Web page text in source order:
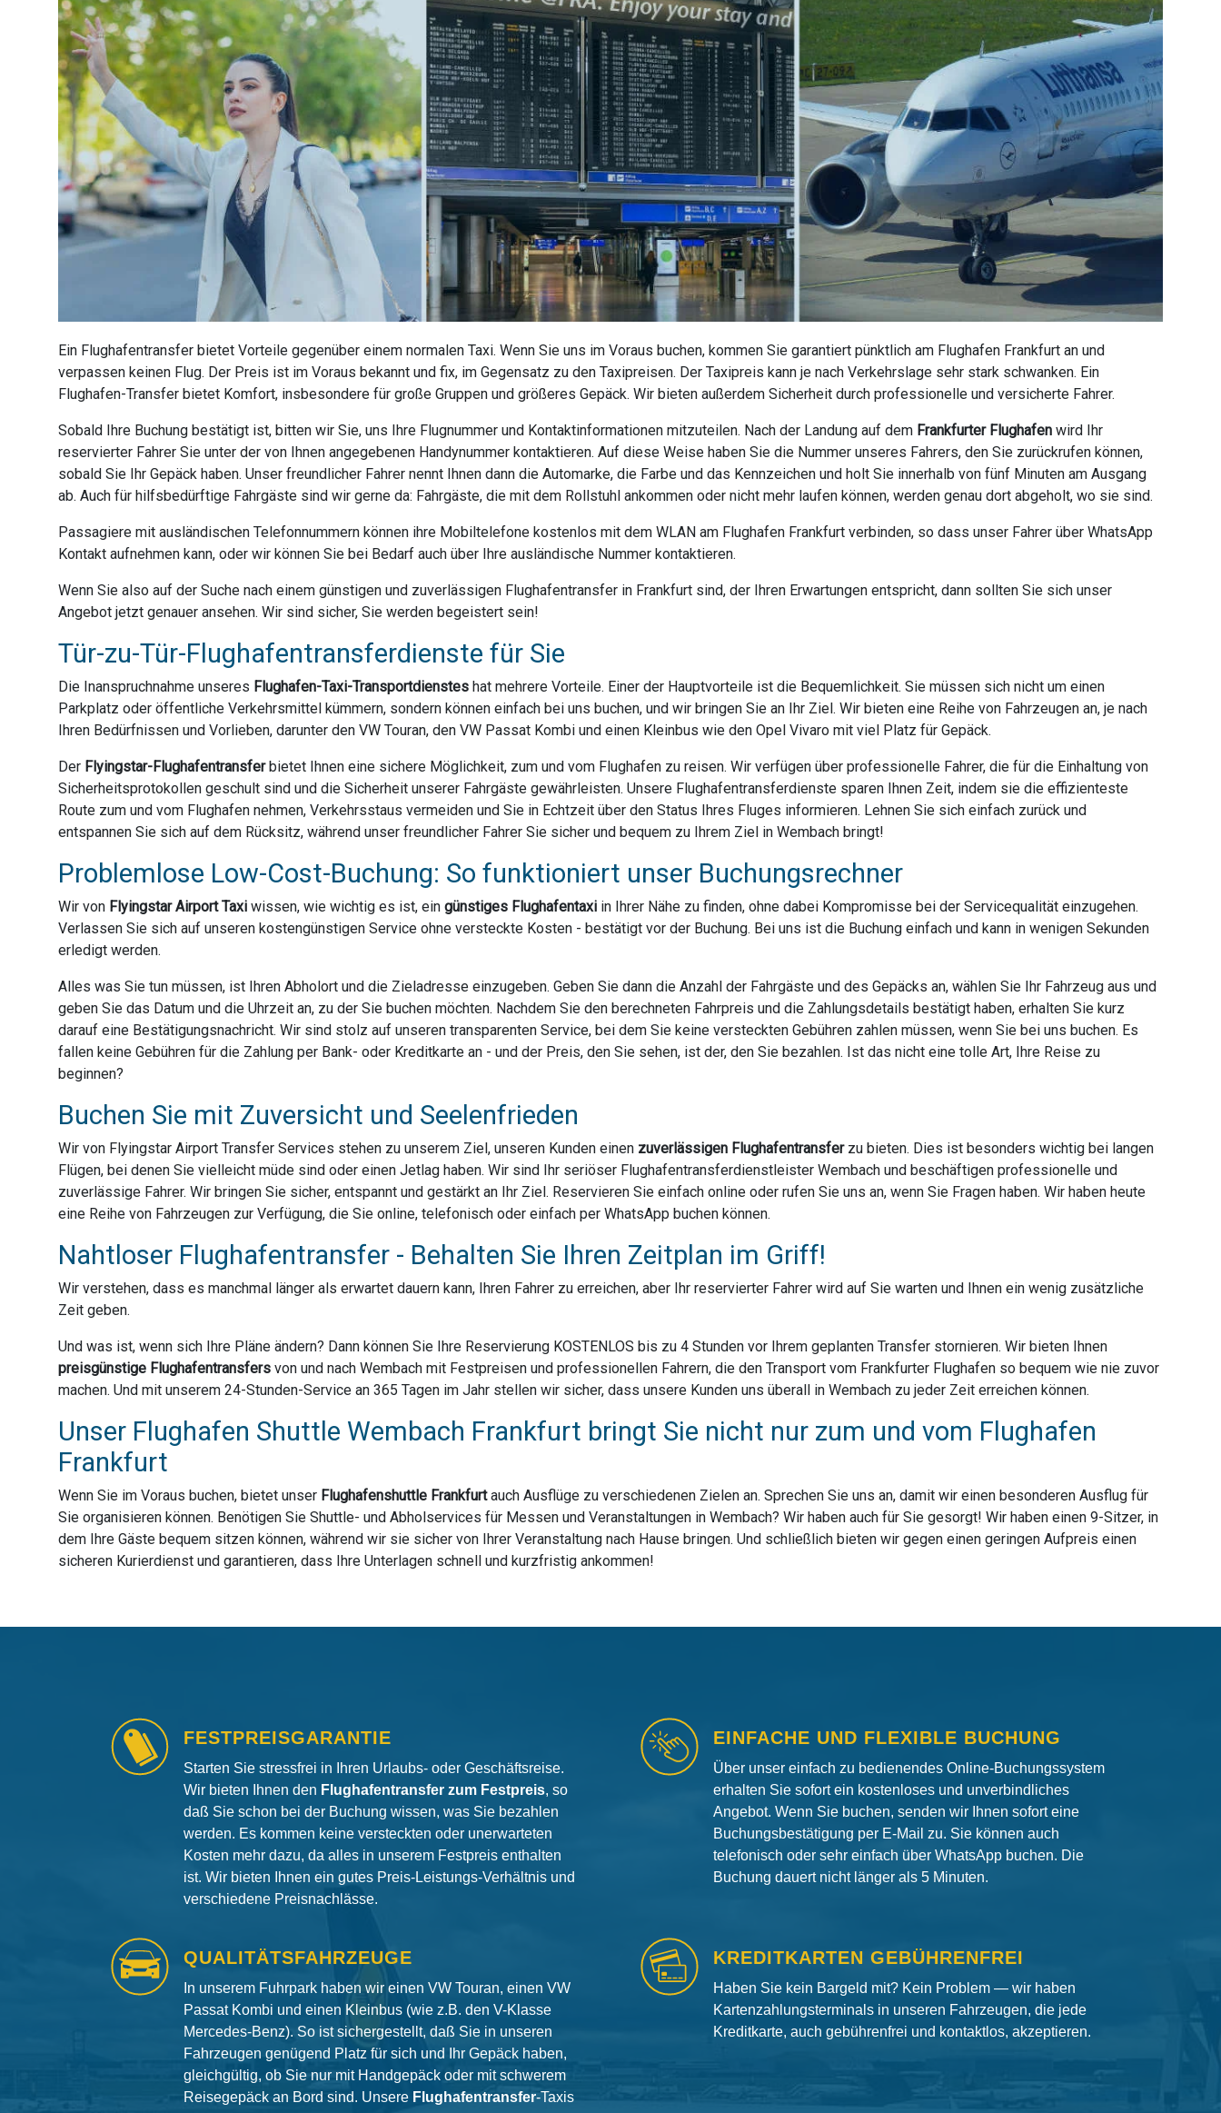
Ein Flughafentransfer bietet Vorteile gegenüber einem normalen Taxi. Wenn Sie uns im Voraus buchen, kommen Sie garantiert pünktlich am Flughafen Frankfurt an und
verpassen keinen Flug. Der Preis ist im Voraus bekannt und fix, im Gegensatz zu den Taxipreisen. Der Taxipreis kann je nach Verkehrslage sehr stark schwanken. Ein
Flughafen-Transfer bietet Komfort, insbesondere für große Gruppen und größeres Gepäck. Wir bieten außerdem Sicherheit durch professionelle und versicherte Fahrer.
Sobald Ihre Buchung bestätigt ist, bitten wir Sie, uns Ihre Flugnummer und Kontaktinformationen mitzuteilen. Nach der Landung auf dem Frankfurter Flughafen wird Ihr
reservierter Fahrer Sie unter der von Ihnen angegebenen Handynummer kontaktieren. Auf diese Weise haben Sie die Nummer unseres Fahrers, den Sie zurückrufen können,
sobald Sie Ihr Gepäck haben. Unser freundlicher Fahrer nennt Ihnen dann die Automarke, die Farbe und das Kennzeichen und holt Sie innerhalb von fünf Minuten am Ausgang
ab. Auch für hilfsbedürftige Fahrgäste sind wir gerne da: Fahrgäste, die mit dem Rollstuhl ankommen oder nicht mehr laufen können, werden genau dort abgeholt, wo sie sind.
Passagiere mit ausländischen Telefonnummern können ihre Mobiltelefone kostenlos mit dem WLAN am Flughafen Frankfurt verbinden, so dass unser Fahrer über WhatsApp
Kontakt aufnehmen kann, oder wir können Sie bei Bedarf auch über Ihre ausländische Nummer kontaktieren.
Wenn Sie also auf der Suche nach einem günstigen und zuverlässigen Flughafentransfer in Frankfurt sind, der Ihren Erwartungen entspricht, dann sollten Sie sich unser
Angebot jetzt genauer ansehen. Wir sind sicher, Sie werden begeistert sein!
Tür-zu-Tür-Flughafentransferdienste für Sie
Die Inanspruchnahme unseres Flughafen-Taxi-Transportdienstes hat mehrere Vorteile. Einer der Hauptvorteile ist die Bequemlichkeit. Sie müssen sich nicht um einen
Parkplatz oder öffentliche Verkehrsmittel kümmern, sondern können einfach bei uns buchen, und wir bringen Sie an Ihr Ziel. Wir bieten eine Reihe von Fahrzeugen an, je nach
Ihren Bedürfnissen und Vorlieben, darunter den VW Touran, den VW Passat Kombi und einen Kleinbus wie den Opel Vivaro mit viel Platz für Gepäck.
Der Flyingstar-Flughafentransferbietet Ihnen eine sichere Möglichkeit, zum und vom Flughafen zu reisen. Wir verfügen über professionelle Fahrer, die für die Einhaltung von
Sicherheitsprotokollen geschult sind und die Sicherheit unserer Fahrgäste gewährleisten. Unsere Flughafentransferdienste sparen Ihnen Zeit, indem sie die effizienteste
Route zum und vom Flughafen nehmen, Verkehrsstaus vermeiden und Sie in Echtzeit über den Status Ihres Fluges informieren. Lehnen Sie sich einfach zurück und
entspannen Sie sich auf dem Rücksitz, während unser freundlicher Fahrer Sie sicher und bequem zu Ihrem Ziel in Wembach bringt!
Problemlose Low-Cost-Buchung: So funktioniert unser Buchungsrechner
Wir von Flyingstar Airport Taxi wissen, wie wichtig es ist, ein günstiges Flughafentaxi in Ihrer Nähe zu finden, ohne dabei Kompromisse bei der Servicequalität einzugehen.
Verlassen Sie sich auf unseren kostengünstigen Service ohne versteckte Kosten - bestätigt vor der Buchung. Bei uns ist die Buchung einfach und kann in wenigen Sekunden
erledigt werden.
Alles was Sie tun müssen, ist Ihren Abholort und die Zieladresse einzugeben. Geben Sie dann die Anzahl der Fahrgäste und des Gepäcks an, wählen Sie Ihr Fahrzeug aus und
geben Sie das Datum und die Uhrzeit an, zu der Sie buchen möchten. Nachdem Sie den berechneten Fahrpreis und die Zahlungsdetails bestätigt haben, erhalten Sie kurz
darauf eine Bestätigungsnachricht. Wir sind stolz auf unseren transparenten Service, bei dem Sie keine versteckten Gebühren zahlen müssen, wenn Sie bei uns buchen. Es
fallen keine Gebühren für die Zahlung per Bank- oder Kreditkarte an - und der Preis, den Sie sehen, ist der, den Sie bezahlen. Ist das nicht eine tolle Art, Ihre Reise zu
beginnen?
Buchen Sie mit Zuversicht und Seelenfrieden
Wir von Flyingstar Airport Transfer Services stehen zu unserem Ziel, unseren Kunden einen zuverlässigen Flughafentransferzu bieten. Dies ist besonders wichtig bei langen
Flügen, bei denen Sie vielleicht müde sind oder einen Jetlag haben. Wir sind Ihr seriöser Flughafentransferdienstleister Wembach und beschäftigen professionelle und
zuverlässige Fahrer. Wir bringen Sie sicher, entspannt und gestärkt an Ihr Ziel. Reservieren Sie einfach online oder rufen Sie uns an, wenn Sie Fragen haben. Wir haben heute
eine Reihe von Fahrzeugen zur Verfügung, die Sie online, telefonisch oder einfach per WhatsApp buchen können.
Nahtloser Flughafentransfer - Behalten Sie Ihren Zeitplan im Griff!
Wir verstehen, dass es manchmal länger als erwartet dauern kann, Ihren Fahrer zu erreichen, aber Ihr reservierter Fahrer wird auf Sie warten und Ihnen ein wenig zusätzliche
Zeit geben.
Und was ist, wenn sich Ihre Pläne ändern? Dann können Sie Ihre Reservierung KOSTENLOS bis zu 4 Stunden vor Ihrem geplanten Transfer stornieren. Wir bieten Ihnen
preisgünstige Flughafentransfers von und nach Wembach mit Festpreisen und professionellen Fahrern, die den Transport vom Frankfurter Flughafen so bequem wie nie zuvor
machen. Und mit unserem 24-Stunden-Service an 365 Tagen im Jahr stellen wir sicher, dass unsere Kunden uns überall in Wembach zu jeder Zeit erreichen können.
Unser Flughafen Shuttle Wembach Frankfurt bringt Sie nicht nur zum und vom Flughafen
Frankfurt
Wenn Sie im Voraus buchen, bietet unser Flughafenshuttle Frankfurtauch Ausflüge zu verschiedenen Zielen an. Sprechen Sie uns an, damit wir einen besonderen Ausflug für
Sie organisieren können. Benötigen Sie Shuttle- und Abholservices für Messen und Veranstaltungen in Wembach? Wir haben auch für Sie gesorgt! Wir haben einen 9-Sitzer, in
dem Ihre Gäste bequem sitzen können, während wir sie sicher von Ihrer Veranstaltung nach Hause bringen. Und schließlich bieten wir gegen einen geringen Aufpreis einen
sicheren Kurierdienst und garantieren, dass Ihre Unterlagen schnell und kurzfristig ankommen!
FESTPREISGARANTIE
Starten Sie stressfrei in Ihren Urlaubs- oder Geschäftsreise.
Wir bieten Ihnen den Flughafentransfer zum Festpreis, so
daß Sie schon bei der Buchung wissen, was Sie bezahlen
werden. Es kommen keine versteckten oder unerwarteten
Kosten mehr dazu, da alles in unserem Festpreis enthalten
ist. Wir bieten Ihnen ein gutes Preis-Leistungs-Verhältnis und
verschiedene Preisnachlässe.
EINFACHE UND FLEXIBLE BUCHUNG
Über unser einfach zu bedienendes Online-Buchungssystem
erhalten Sie sofort ein kostenloses und unverbindliches
Angebot. Wenn Sie buchen, senden wir Ihnen sofort eine
Buchungsbestätigung per E-Mail zu. Sie können auch
telefonisch oder sehr einfach über WhatsApp buchen. Die
Buchung dauert nicht länger als 5 Minuten.
QUALITÄTSFAHRZEUGE
In unserem Fuhrpark haben wir einen VW Touran, einen VW
Passat Kombi und einen Kleinbus (wie z.B. den V-Klasse
Mercedes-Benz). So ist sichergestellt, daß Sie in unseren
Fahrzeugen genügend Platz für sich und Ihr Gepäck haben,
gleichgültig, ob Sie nur mit Handgepäck oder mit schwerem
Reisegepäck an Bord sind. Unsere Flughafentransfer-Taxis
KREDITKARTEN GEBÜHRENFREI
Haben Sie kein Bargeld mit? Kein Problem — wir haben
Kartenzahlungsterminals in unseren Fahrzeugen, die jede
Kreditkarte, auch gebührenfrei und kontaktlos, akzeptieren.